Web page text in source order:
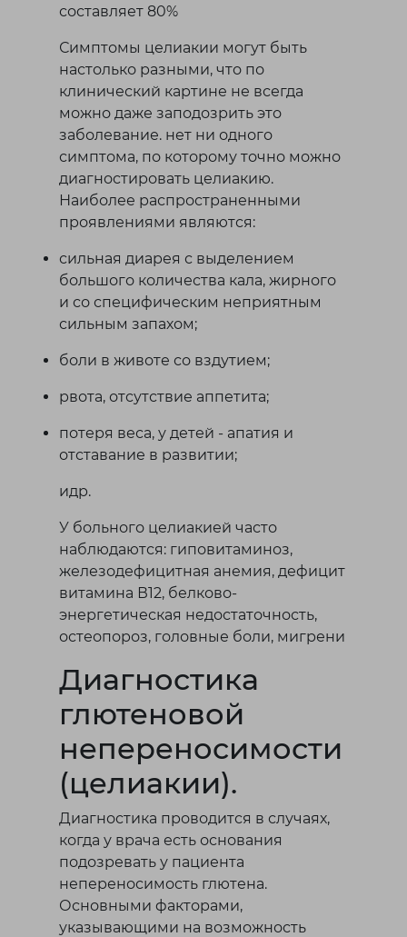
составляет 80%
Симптомы целиакии могут быть
настолько разными, что по
клинический картине не всегда
можно даже заподозрить это
заболевание. нет ни одного
симптома, по которому точно можно
диагностировать целиакию.
Наиболее распространенными
проявлениями являются:
сильная диарея с выделением
большого количества кала, жирного
и со специфическим неприятным
сильным запахом;
боли в животе со вздутием;
рвота, отсутствие аппетита;
потеря веса, у детей - апатия и
отставание в развитии;
идр.
У больного целиакией часто
наблюдаются: гиповитаминоз,
железодефицитная анемия, дефицит
витамина В12, белково-
энергетическая недостаточность,
остеопороз, головные боли, мигрени
Диагностика
глютеновой
непереносимости
(целиакии).
Диагностика проводится в случаях,
когда у врача есть основания
подозревать у пациента
непереносимость глютена.
Основными факторами,
указывающими на возможность